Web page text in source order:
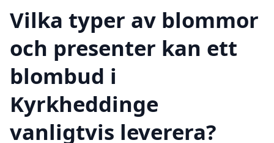
Vilka typer av blommor
och presenter kan ett
blombud i
Kyrkheddinge
vanligtvis leverera?